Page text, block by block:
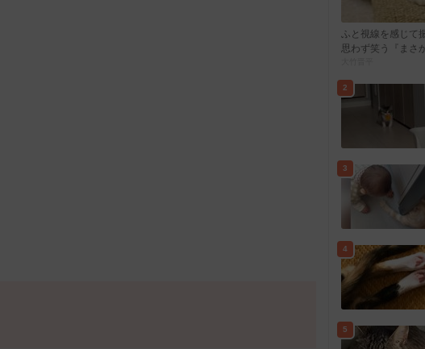
ふと視線を感じて
思わず笑う『まさ
2
3
4
5